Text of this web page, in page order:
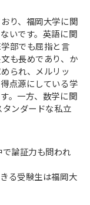
り、福岡大学に関
いです。英語に関
部でも屈指と言
も長めであり、か
られ、メルリッ
点源にしている学
。一方、数学に関
ンダードな私立
論証力も問われ
る受験生は福岡大